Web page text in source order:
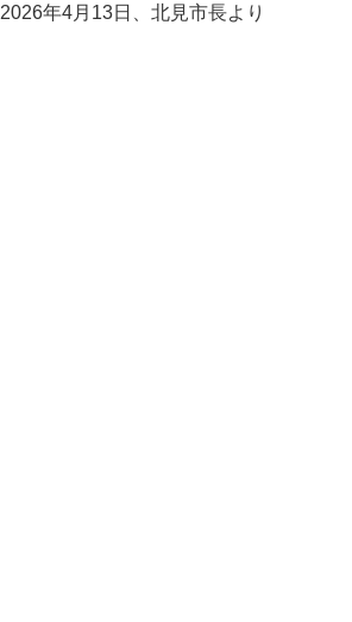
2026年4月13日
、北見市長より